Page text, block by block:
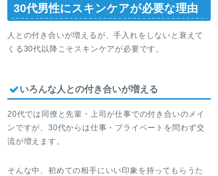
30代男性にスキンケアが必要な理由
人との付き合いが増えるが、手入れをしないと衰えて
くる30代以降こそスキンケアが必要です。
いろんな人との付き合いが増える
20代では同僚と先輩・上司が仕事での付き合いのメイ
ンですが、30代からは仕事・プライベートを問わず交
流が増えます。
そんな中、初めての相手にいい印象を持ってもらうた